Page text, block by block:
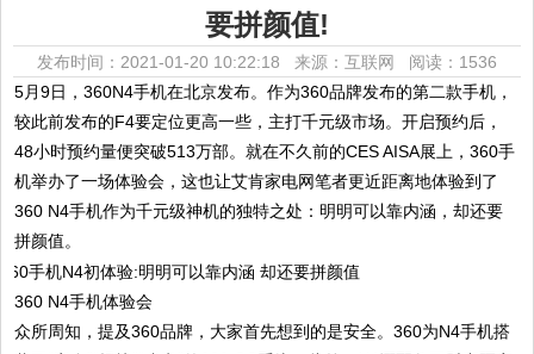
要拼颜值!
发布时间：2021-01-20 10:22:18 来源：互联网 阅读：1536
5月9日，360N4手机在北京发布。作为360品牌发布的第二款手机，
较此前发布的F4要定位更高一些，主打千元级市场。开启预约后，
48小时预约量便突破513万部。就在不久前的CES AISA展上，360手
机举办了一场体验会，这也让艾肯家电网笔者更近距离地体验到了
360 N4手机作为千元级神机的独特之处：明明可以靠内涵，却还要
拼颜值。
360 N4手机体验会
众所周知，提及360品牌，大家首先想到的是安全。360为N4手机搭